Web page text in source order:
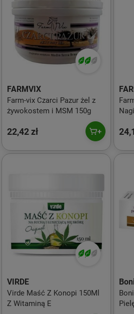
FARMVIX
Farm-vix Czarci Pazur żel z
żywokostem i MSM 150g
22,42 zł
VIRDE
Virde Maść Z Konopi 150Ml
Z Witaminą E